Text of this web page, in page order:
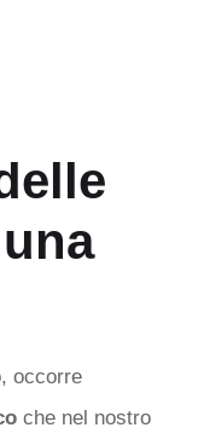
occorre
che nel nostro